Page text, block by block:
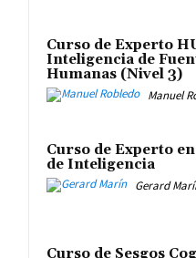
Curso de Experto
Inteligencia de
Humanas (Nivel 3)
Manuel
Curso de Experto
de Inteligencia
Gerard
Curso de Sesgos